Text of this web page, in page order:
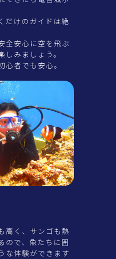
だけのガイドは絶
全安心に空を飛ぶ
しみましょう。
心者でも安心。
高く、サンゴも熱
ので、魚たちに囲
な体験ができます